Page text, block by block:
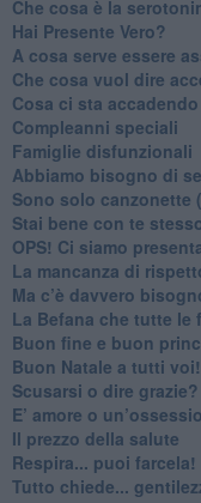
Che cosa è la
​Hai Presente Vero?
A cosa serve essere
​Che cosa vuol dire
​Cosa ci sta accadendo
​Compleanni speciali
​Famiglie disfunzionali
​Abbiamo bisogno di
Sono solo canzonette
​Stai bene con te
​OPS! Ci siamo
​La mancanza di
​Ma c’è davvero
​La Befana che tutte le
Buon fine e buon
​Buon Natale a tutti voi!
​Scusarsi o dire grazie?
​E’ amore o
​Il prezzo della salute
​Respira... puoi farcela!
​Tutto chiede...